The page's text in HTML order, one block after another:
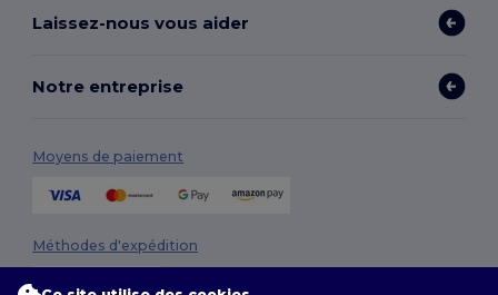
Laissez-nous vous aider
Notre entreprise
Moyens de paiement
Méthodes d'expédition